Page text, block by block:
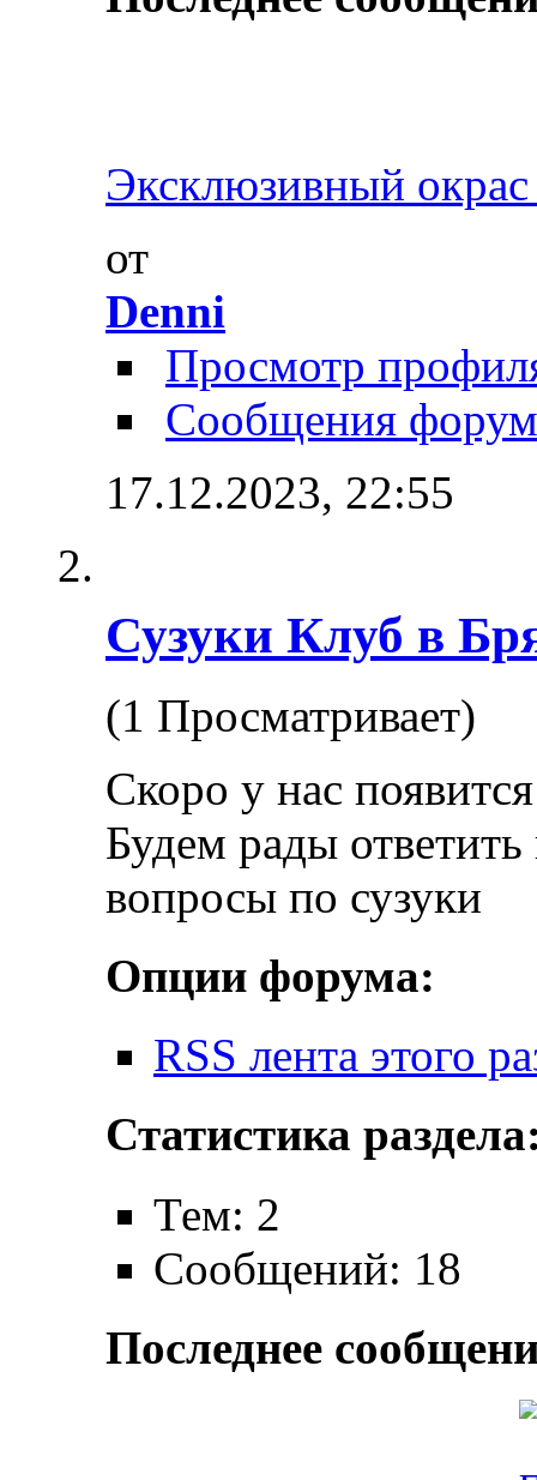
Эксклюзивный
от
Denni
Просмотр
Сообщения
17.12.2023, 22:55
Сузуки Клуб в
(1 Просматривает)
Скоро у нас
Будем рады
вопросы по сузуки
Опции форума:
RSS лента этого
Статистика
Тем: 2
Сообщений: 18
Последнее